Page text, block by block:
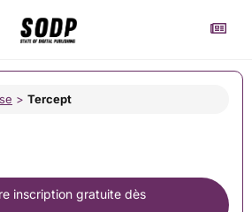
> Tercept
inscription gratuite dès